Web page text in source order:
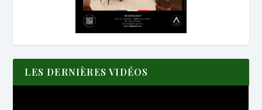
LES DERNIÈRES VIDÉOS